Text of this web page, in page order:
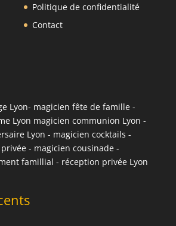
Politique de confidentialité
Contact
Lyon- magicien fête de famille-
Lyon magicien communion Lyon -
Lyon - magicien cocktails -
- magicien cousinade-
famillial - réception privée Lyon